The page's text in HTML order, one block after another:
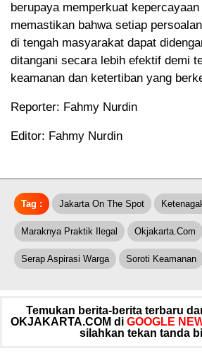
berupaya memperkuat
memastikan bahwa setiap
di tengah masyarakat dapat
ditangani secara lebih efektif demi
keamanan dan ketertiban yang
Reporter: Fahmy Nurdin
Editor: Fahmy Nurdin
Tag : Jakarta On The Spot
Maraknya Praktik Ilegal Okjakarta.com
Serap Aspirasi Warga Soroti Keamanan
Temukan berita-berita terbaru
OKJAKARTA.COM di GOOGLE
silahkan tekan tanda